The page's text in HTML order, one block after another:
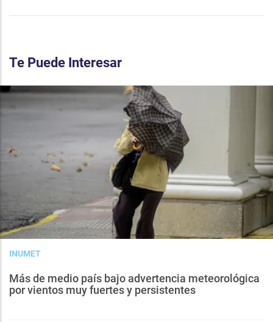
Te Puede Interesar
INUMET
Más de medio país bajo advertencia meteorológica
por vientos muy fuertes y persistentes